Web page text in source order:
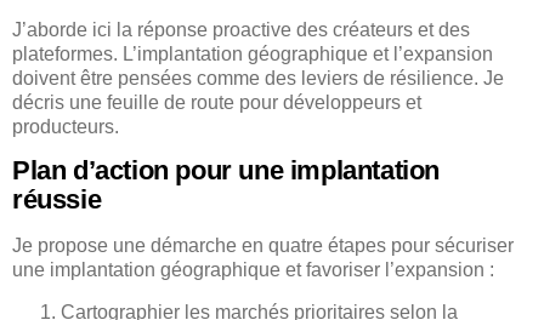
J’aborde ici la réponse proactive des créateurs et des
plateformes. L’implantation géographique et l’expansion
doivent être pensées comme des leviers de résilience. Je
décris une feuille de route pour développeurs et
producteurs.
Plan d’action pour une implantation
réussie
Je propose une démarche en quatre étapes pour sécuriser
une implantation géographique et favoriser l’expansion :
Cartographier les marchés prioritaires selon la